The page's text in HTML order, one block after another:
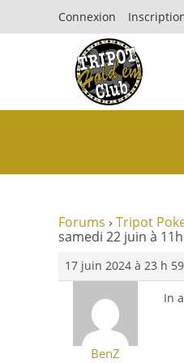
Connexion
Forums › Tripot
samedi 22 juin à 11h
17 juin 2024 à 23 h
BenZ
In